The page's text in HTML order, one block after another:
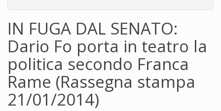
IN FUGA DAL SENATO:
Dario Fo porta in teatro la
politica secondo Franca
Rame (Rassegna stampa
21/01/2014)